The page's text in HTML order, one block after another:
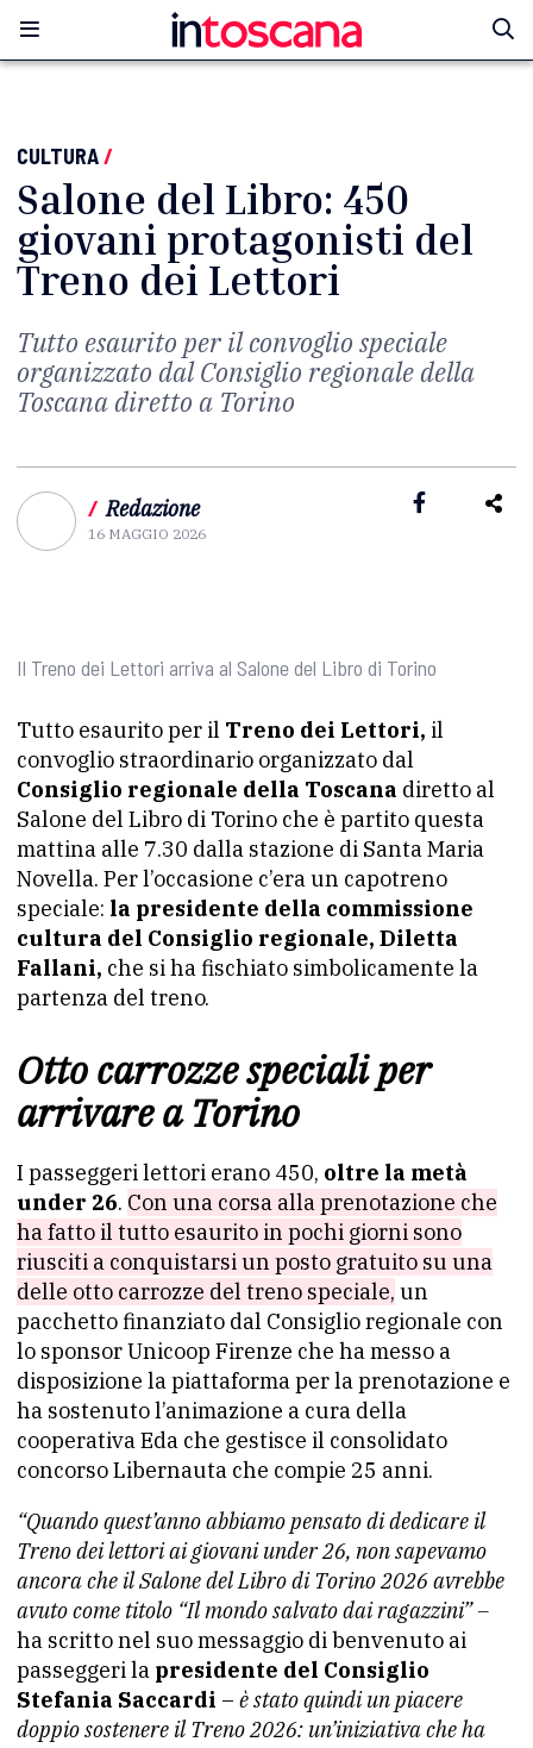
CULTURA/
Salone del Libro: 450
giovani protagonisti del
Treno dei Lettori
Tutto esaurito per il convoglio speciale
organizzato dal Consiglio regionale della
Toscana diretto a Torino
/ Redazione
16 MAGGIO 2026
Il Treno dei Lettori arriva al Salone del Libro di Torino
Tutto esaurito per il Treno dei Lettori, il
convoglio straordinario organizzato dal
Consiglio regionale della Toscana diretto al
Salone del Libro di Torino che è partito questa
mattina alle 7.30 dalla stazione di Santa Maria
Novella. Per l’occasione c’era un capotreno
speciale: la presidente della commissione
cultura del Consiglio regionale, Diletta
Fallani, che si ha fischiato simbolicamente la
partenza del treno.
Otto carrozze speciali per
arrivare a Torino
I passeggeri lettori erano 450, oltre la metà
under 26. Con una corsa alla prenotazione che
ha fatto il tutto esaurito in pochi giorni sono
riusciti a conquistarsi un posto gratuito su una
delle otto carrozze del treno speciale, un
pacchetto finanziato dal Consiglio regionale con
lo sponsor Unicoop Firenze che ha messo a
disposizione la piattaforma per la prenotazione e
ha sostenuto l’animazione a cura della
cooperativa Eda che gestisce il consolidato
concorso Libernauta che compie 25 anni.
“Quando quest’anno abbiamo pensato di dedicare il
Treno dei lettori ai giovani under 26, non sapevamo
ancora che il Salone del Libro di Torino 2026 avrebbe
avuto come titolo “Il mondo salvato dai ragazzini” –
ha scritto nel suo messaggio di benvenuto ai
passeggeri la presidente del Consiglio
Stefania Saccardi – è stato quindi un piacere
doppio sostenere il Treno 2026: un’iniziativa che ha